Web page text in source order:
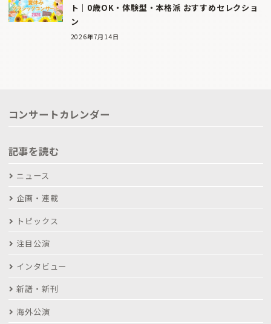
ト｜0歳OK・体験型・本格派 おすすめセレクショ
ン
2026年7月14日
コンサートカレンダー
記事を読む
ニュース
企画・連載
トピックス
注目公演
インタビュー
新譜・新刊
海外公演